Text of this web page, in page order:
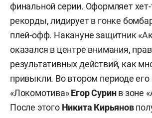
финальной серии. Оформляет хет-
рекорды, лидирует в гонке
плей-офф. Накануне защитник
оказался в центре внимания,
результативных действий, как
привыкли. Во втором периоде
«Локомотива»Егор Суринв зоне
После этого Никита Кирьянов